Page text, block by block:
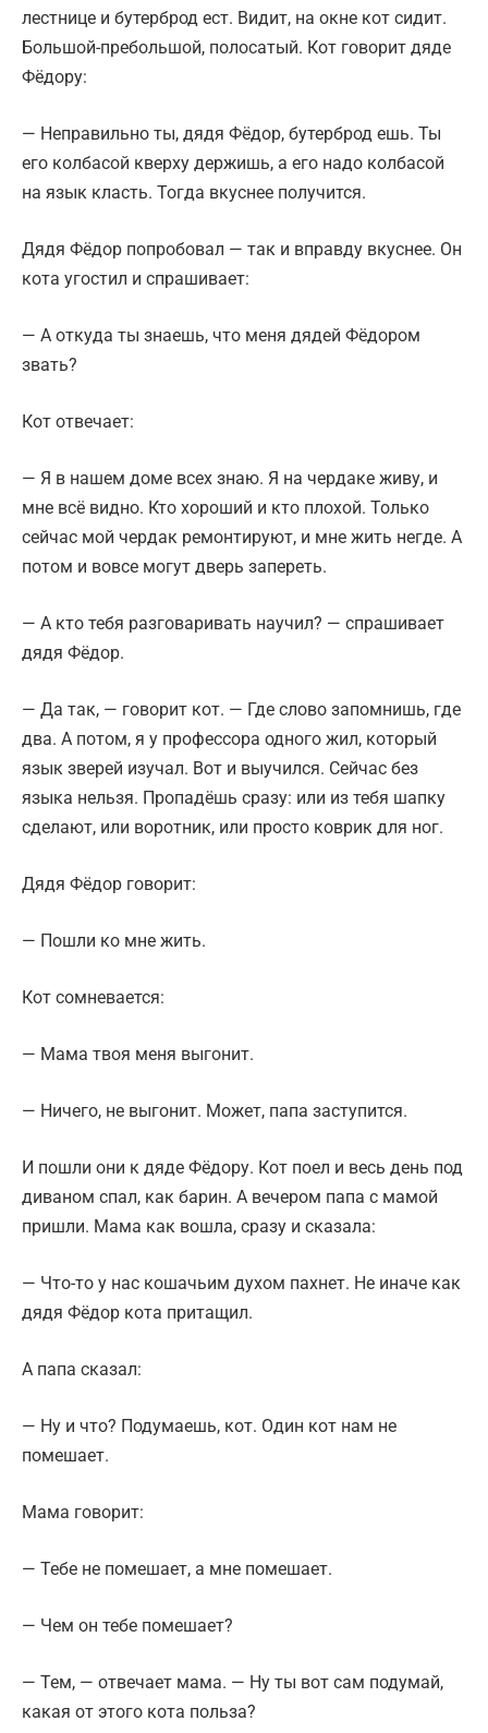
лестнице и бутерброд ест. Видит, на окне кот сидит.
Большой-пребольшой, полосатый. Кот говорит дяде
Фёдору:
— Неправильно ты, дядя Фёдор, бутерброд ешь. Ты
его колбасой кверху держишь, а его надо колбасой
на язык класть. Тогда вкуснее получится.
Дядя Фёдор попробовал — так и вправду вкуснее. Он
кота угостил и спрашивает:
— А откуда ты знаешь, что меня дядей Фёдором
звать?
Кот отвечает:
— Я в нашем доме всех знаю. Я на чердаке живу, и
мне всё видно. Кто хороший и кто плохой. Только
сейчас мой чердак ремонтируют, и мне жить негде. А
потом и вовсе могут дверь запереть.
— А кто тебя разговаривать научил? — спрашивает
дядя Фёдор.
— Да так, — говорит кот. — Где слово запомнишь, где
два. А потом, я у профессора одного жил, который
язык зверей изучал. Вот и выучился. Сейчас без
языка нельзя. Пропадёшь сразу: или из тебя шапку
сделают, или воротник, или просто коврик для ног.
Дядя Фёдор говорит:
— Пошли ко мне жить.
Кот сомневается:
— Мама твоя меня выгонит.
— Ничего, не выгонит. Может, папа заступится.
И пошли они к дяде Фёдору. Кот поел и весь день под
диваном спал, как барин. А вечером папа с мамой
пришли. Мама как вошла, сразу и сказала:
— Что-то у нас кошачьим духом пахнет. Не иначе как
дядя Фёдор кота притащил.
А папа сказал:
— Ну и что? Подумаешь, кот. Один кот нам не
помешает.
Мама говорит:
— Тебе не помешает, а мне помешает.
— Чем он тебе помешает?
— Тем, — отвечает мама. — Ну ты вот сам подумай,
какая от этого кота польза?